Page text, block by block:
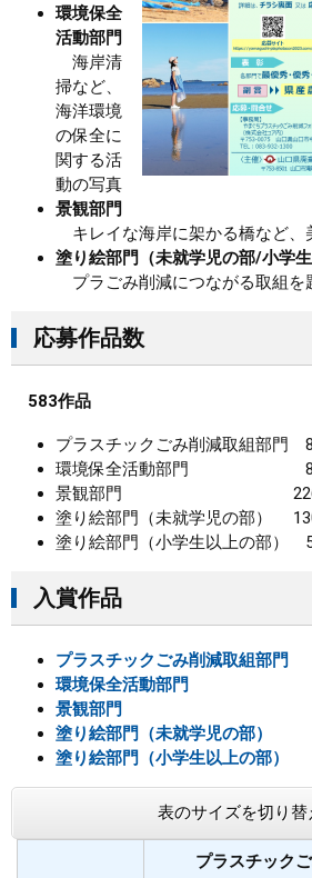
環境保全
活動部門
海岸清
掃など、
海洋環境
の保全に
関する活
動の写真
景観部門
キレイな海岸に架かる橋など、
塗り絵部門（未就学児の部/小学生
プラごみ削減につながる取組を
応募作品数
583作品
プラスチックごみ削減取組部門
環境保全活動部門 86
景観部門 226
塗り絵部門（未就学児の部）
塗り絵部門（小学生以上の部）
入賞作品
プラスチックごみ削減取組部門
環境保全活動部門
景観部門
塗り絵部門（未就学児の部）
塗り絵部門（小学生以上の部）
表のサイズを切り替
プラスチック